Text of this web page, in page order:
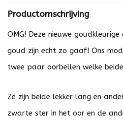
Productomschrijving
OMG! Deze nieuwe
goud zijn echt zo gaaf! Ons
twee paar oorbellen welke
Ze zijn beide lekker lang en
zwarte ster in het oor en de